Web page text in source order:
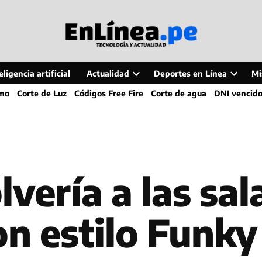
artificial Actualidad
Open
dropdown
Deportes en Línea
Open
dropdown
Corte de Luz Códigos Free Fire Corte de agua DNI vencido
a las
estilo Funky